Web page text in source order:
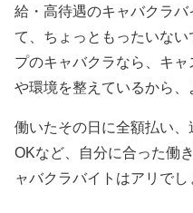
給・高待遇のキャバクラ
て、ちょっともったいな
プのキャバクラなら、キ
や環境を整えているから、
働いたその日に全額払い
OKなど、自分に合った働
ャバクラバイトはアリでし